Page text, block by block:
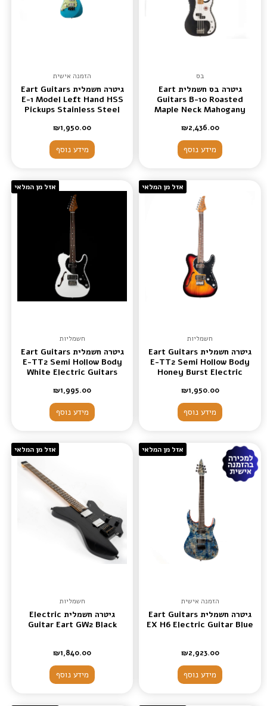
בס
גיטרה בס חשמלית Eart
Guitars B-10 Roasted
Maple Neck Mahogany
color Metal Black
₪2,436.00
מידע נוסף
הזמנה אישית
גיטרה חשמלית Eart Guitars
E-1 Model Left Hand HSS
Pickups Stainless Steel
₪1,950.00
מידע נוסף
אזל מן המלאי
חשמליות
גיטרה חשמלית Eart Guitars
E-TT2 Semi Hollow Body
Honey Burst Electric
Oickups Fixed Bridge
₪1,950.00
מידע נוסף
אזל מן המלאי
חשמליות
גיטרה חשמלית Eart Guitars
E-TT2 Semi Hollow Body
White Electric Guitars
₪1,995.00
מידע נוסף
אזל מן המלאי
הזמנה אישית
גיטרה חשמלית Eart Guitars
EX H6 Electric Guitar Blue
₪2,923.00
מידע נוסף
אזל מן המלאי
חשמליות
גיטרה חשמלית Electric
Guitar Eart GW2 Black
₪1,840.00
מידע נוסף